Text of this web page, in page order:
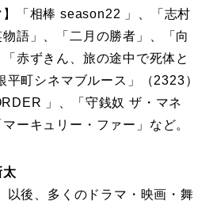
「相棒 season22 」、「志村
語」、「二月の勝者」、「向
赤ずきん、旅の途中で死体と
町シネマブルース」（2323）
」、「守銭奴 ザ・マネ
ーキュリー・ファー」など。
太
以後、多くのドラマ・映画・舞